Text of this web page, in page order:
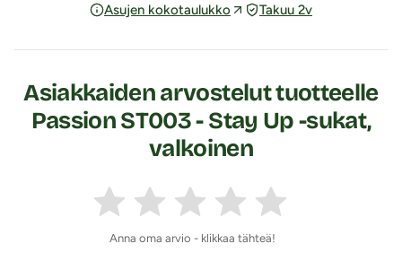
Asujen kokotaulukko Takuu 2v
Asiakkaiden arvostelut tuotteelle
Passion ST003 - Stay Up -sukat,
valkoinen
Anna oma arvio - klikkaa tähteä!